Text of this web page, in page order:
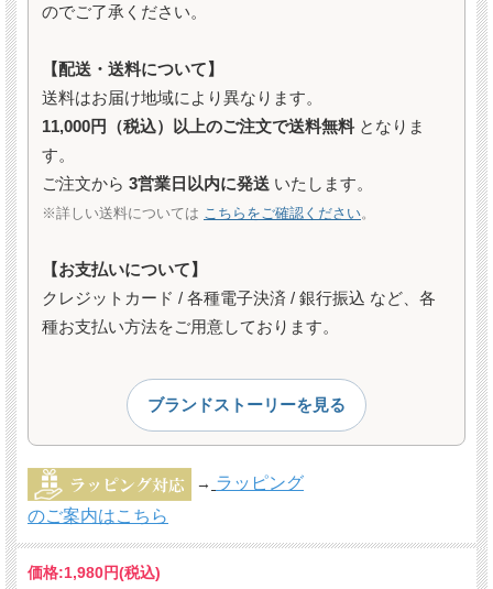
のでご了承ください。
【配送・送料について】
送料はお届け地域により異なります。
11,000円（税込）以上のご注文で送料無料 となりま
す。
ご注文から 3営業日以内に発送 いたします。
※詳しい送料については こちらをご確認ください。
【お支払いについて】
クレジットカード / 各種電子決済 / 銀行振込 など、各
種お支払い方法をご用意しております。
ブランドストーリーを見る
→ ラッピング
のご案内はこちら
価格:1,980円(税込)